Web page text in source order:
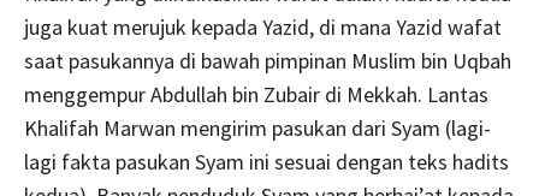
juga kuat merujuk kepada Yazid, di mana Yazid wafat
saat pasukannya di bawah pimpinan Muslim bin Uqbah
menggempur Abdullah bin Zubair di Mekkah. Lantas
Khalifah Marwan mengirim pasukan dari Syam (lagi-
lagi fakta pasukan Syam ini sesuai dengan teks hadits